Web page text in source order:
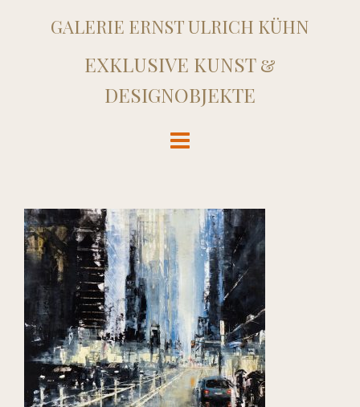
GALERIE ERNST ULRICH KÜHN
EXKLUSIVE KUNST &
DESIGNOBJEKTE